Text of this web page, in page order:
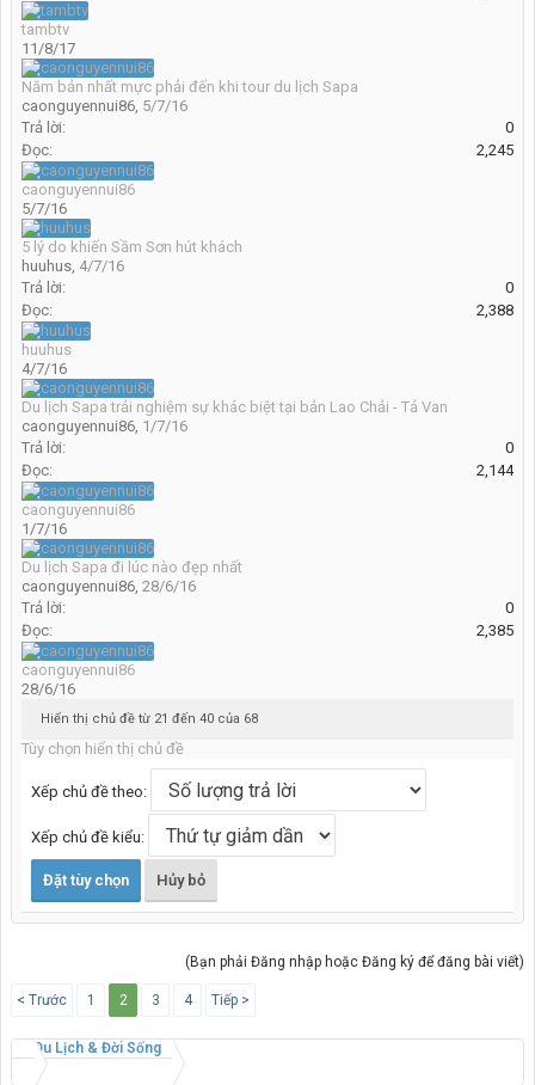
tambtv
11/8/17
Năm bản nhất mực phải đến khi tour du lịch Sapa
caonguyennui86, 5/7/16
Trả lời:
0
Đọc:
2,245
caonguyennui86
5/7/16
5 lý do khiến Sầm Sơn hút khách
huuhus, 4/7/16
Trả lời:
0
Đọc:
2,388
huuhus
4/7/16
Du lịch Sapa trải nghiệm sự khác biệt tại bản Lao Chải - Tả Van
caonguyennui86, 1/7/16
Trả lời:
0
Đọc:
2,144
caonguyennui86
1/7/16
Du lịch Sapa đi lúc nào đẹp nhất
caonguyennui86, 28/6/16
Trả lời:
0
Đọc:
2,385
caonguyennui86
28/6/16
Hiển thị chủ đề từ 21 đến 40 của 68
Tùy chọn hiển thị chủ đề
Xếp chủ đề theo:
Xếp chủ đề kiểu:
(Bạn phải Đăng nhập hoặc Đăng ký để đăng bài viết)
< Trước 1 2 3 4 Tiếp >
Du Lịch & Đời Sống